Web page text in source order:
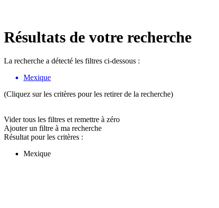
Résultats de votre recherche
La recherche a détecté les filtres ci-dessous :
Mexique
(Cliquez sur les critères pour les retirer de la recherche)
Vider tous les filtres et remettre à zéro
Ajouter un filtre à ma recherche
Résultat pour les critères :
Mexique